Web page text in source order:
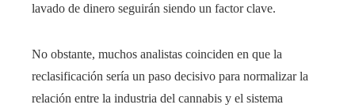
lavado de dinero seguirán siendo un factor clave.
No obstante, muchos analistas coinciden en que la
reclasificación sería un paso decisivo para normalizar la
relación entre la industria del cannabis y el sistema